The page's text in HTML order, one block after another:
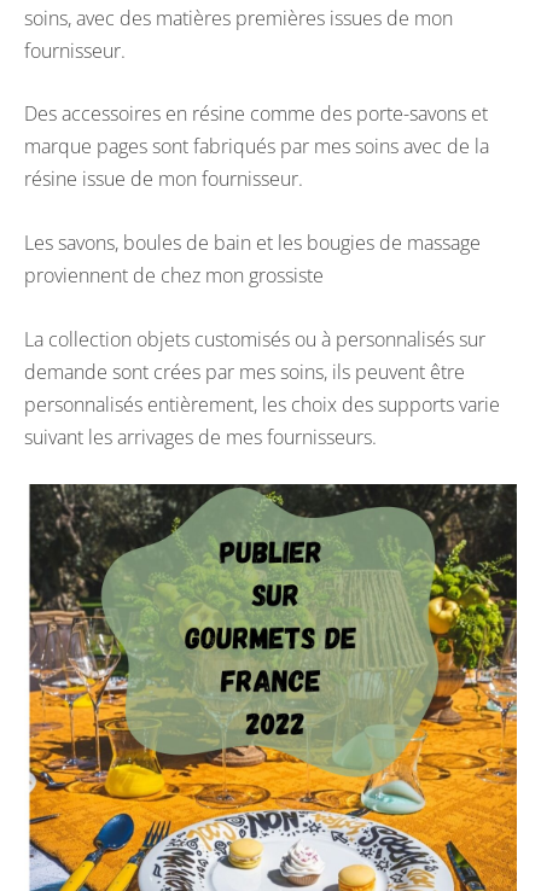
soins, avec des matières premières issues de mon
fournisseur.
Des accessoires en résine comme des porte-savons et
marque pages sont fabriqués par mes soins avec de la
résine issue de mon fournisseur.
Les savons, boules de bain et les bougies de massage
proviennent de chez mon grossiste
La collection objets customisés ou à personnalisés sur
demande sont crées par mes soins, ils peuvent être
personnalisés entièrement, les choix des supports varie
suivant les arrivages de mes fournisseurs.